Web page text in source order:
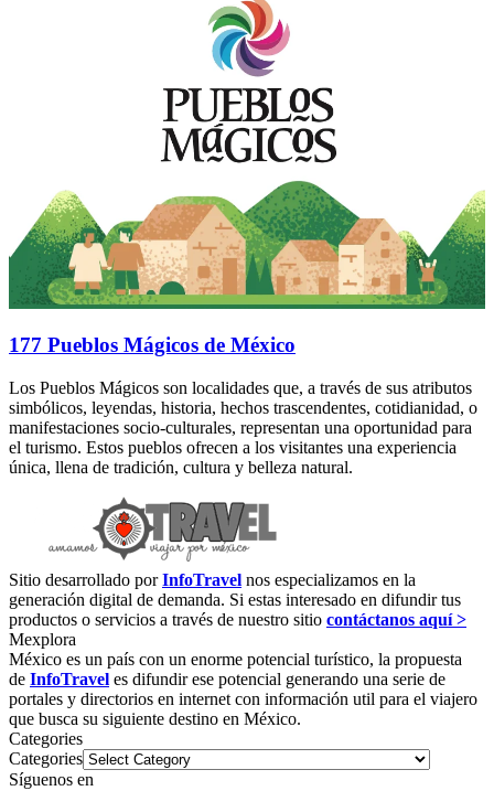
177 Pueblos Mágicos de México
Los Pueblos Mágicos son localidades que, a través de sus atributos
simbólicos, leyendas, historia, hechos trascendentes, cotidianidad, o
manifestaciones socio-culturales, representan una oportunidad para
el turismo. Estos pueblos ofrecen a los visitantes una experiencia
única, llena de tradición, cultura y belleza natural.
Sitio desarrollado porInfoTravel nos especializamos en la
generación digital de demanda. Si estas interesado en difundir tus
productos o servicios a través de nuestro sitio contáctanos aquí >
Mexplora
México es un país con un enorme potencial turístico, la propuesta
de InfoTravel es difundir ese potencial generando una serie de
portales y directorios en internet con información util para el viajero
que busca su siguiente destino en México.
Categories
Categories
Síguenos en